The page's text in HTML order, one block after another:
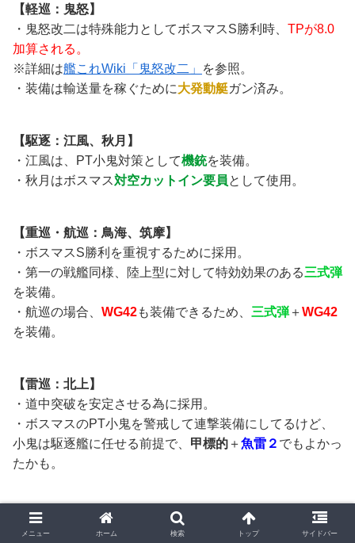
【軽巡：鬼怒】
・鬼怒改二は特殊能力としてボスマスS勝利時、 TPが8.0
加算される。
※詳細は艦これWiki「鬼怒改二」
を参照。
・装備は輸送量を稼ぐために大発動艇ガン済み。
【駆逐：江風、秋月】
・江風は、PT小鬼対策として機銃を装備。
・秋月はボスマス対空カットイン要員として使用。
【重巡・航巡：鳥海、筑摩】
・ボスマスS勝利を重視するために採用。
・第一の戦艦同様、陸上型に対して特効効果のある三式弾
を装備。
・航巡の場合、 WG42も装備できるため、 三式弾＋WG42
を装備。
【雷巡：北上】
・道中突破を安定させる為に採用。
・ボスマスのPT小鬼を警戒して連撃装備にしてるけど、
小鬼は駆逐艦に任せる前提で、 甲標的 ＋魚雷２ でもよかっ
たかも。
【メモ】
・ただでさえ要求輸送量が多いため、第二編成側でももう
メニュー ホーム 検索 トップ サイドバー